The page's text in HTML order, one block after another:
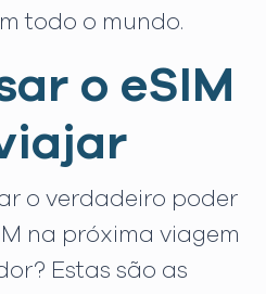
todo o mundo.
o eSIM
o verdadeiro poder
na próxima viagem
Estas são as